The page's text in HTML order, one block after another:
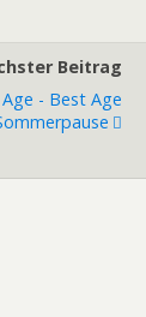
Beitrag
- Best Age